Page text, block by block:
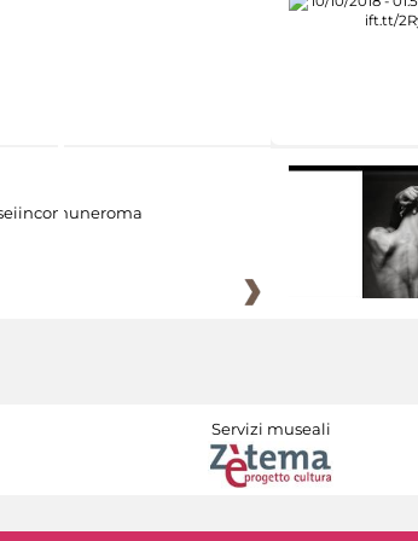
Servizi museali